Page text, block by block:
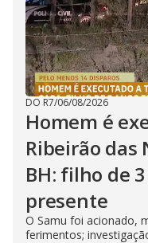
DO R7/06/08/2026
Homem é
Ribeirão das
BH: filho de
presente
O Samu foi acionado,
ferimentos;